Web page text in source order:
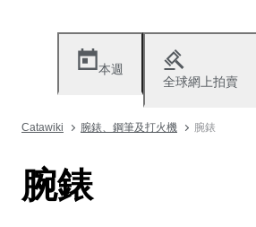
本週
全球網上拍賣
Catawiki 腕錶、鋼筆及打火機 腕錶
腕錶